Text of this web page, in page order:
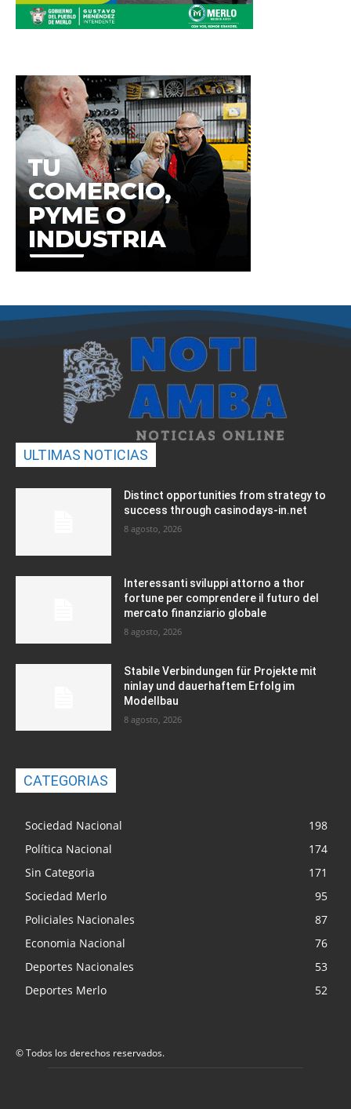
ULTIMAS NOTICIAS
Distinct opportunities from strategy to
success through casinodays-in.net
8 agosto, 2026
Interessanti sviluppi attorno a thor
fortune per comprendere il futuro del
mercato finanziario globale
8 agosto, 2026
Stabile Verbindungen für Projekte mit
ninlay und dauerhaftem Erfolg im
Modellbau
8 agosto, 2026
CATEGORIAS
Sociedad Nacional
198
Política Nacional
174
Sin Categoria
171
Sociedad Merlo
95
Policiales Nacionales
87
Economia Nacional
76
Deportes Nacionales
53
Deportes Merlo
52
© Todos los derechos reservados.